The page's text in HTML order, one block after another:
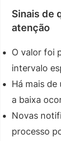
Sinais de
atenção
O valor foi
intervalo
Há mais
a baixa
Novas
processo